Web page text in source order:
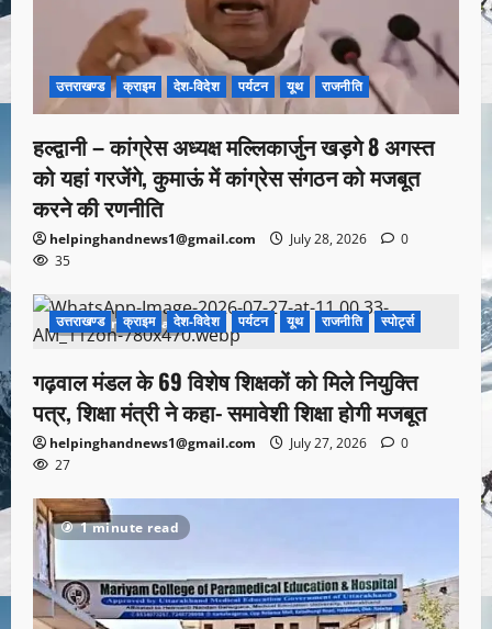
उत्तराखण्ड क्राइम देश-विदेश पर्यटन यूथ राजनीति
हल्द्वानी – कांग्रेस अध्यक्ष मल्लिकार्जुन खड़गे 8 अगस्त
को यहां गरजेंगे, कुमाऊं में कांग्रेस संगठन को मजबूत
करने की रणनीति
helpinghandnews1@gmail.com July 28, 2026
0
35
1 minute read
उत्तराखण्ड क्राइम देश-विदेश पर्यटन यूथ राजनीति स्पोर्ट्स
गढ़वाल मंडल के 69 विशेष शिक्षकों को मिले नियुक्ति
पत्र, शिक्षा मंत्री ने कहा- समावेशी शिक्षा होगी मजबूत
helpinghandnews1@gmail.com July 27, 2026
0
27
1 minute read